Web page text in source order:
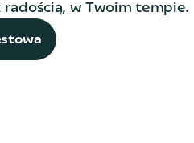
radością, w Twoim tempie.